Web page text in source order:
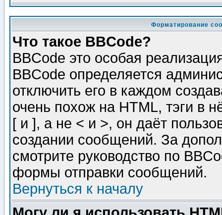
Форматирование
Что такое BBCode?
BBCode это особая
BBCode определяется
отключить его в каждом
очень похож на HTML, тэги в
[ и ], а не < и >, он даёт
создании сообщений. За
смотрите руководство по
формы отправки сообщений.
Вернуться к началу